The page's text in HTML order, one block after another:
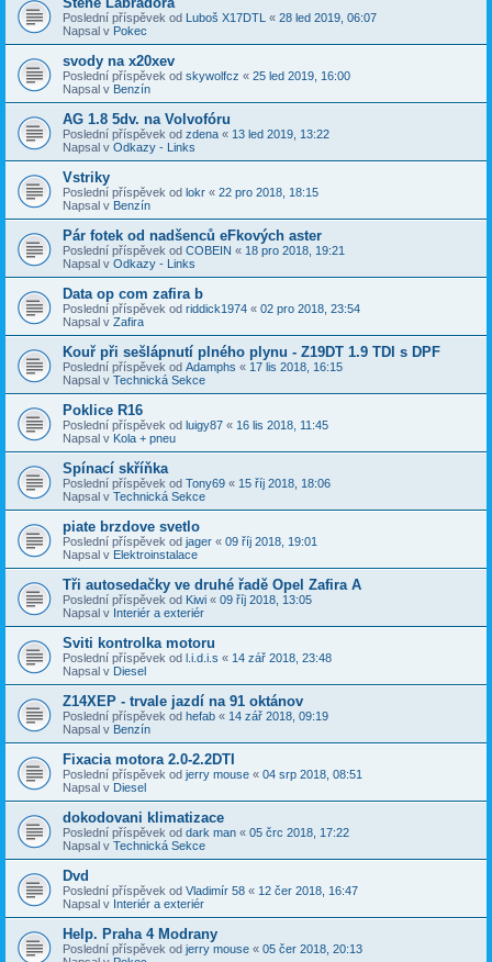
Poslední příspěvek od Luboš X17DTL « 28 led 2019, 06:07
Napsal v Pokec
svody na x20xev
Poslední příspěvek od skywolfcz « 25 led 2019, 16:00
Napsal v Benzín
AG 1.8 5dv. na Volvofóru
Poslední příspěvek od zdena « 13 led 2019, 13:22
Napsal v Odkazy - Links
Vstriky
Poslední příspěvek od lokr « 22 pro 2018, 18:15
Napsal v Benzín
Pár fotek od nadšenců eFkových aster
Poslední příspěvek od COBEIN « 18 pro 2018, 19:21
Napsal v Odkazy - Links
Data op com zafira b
Poslední příspěvek od riddick1974 « 02 pro 2018, 23:54
Napsal v Zafira
Kouř při sešlápnutí plného plynu - Z19DT 1.9 TDI s DPF
Poslední příspěvek od Adamphs « 17 lis 2018, 16:15
Napsal v Technická Sekce
Poklice R16
Poslední příspěvek od luigy87 « 16 lis 2018, 11:45
Napsal v Kola + pneu
Spínací skříňka
Poslední příspěvek od Tony69 « 15 říj 2018, 18:06
Napsal v Technická Sekce
piate brzdove svetlo
Poslední příspěvek od jager « 09 říj 2018, 19:01
Napsal v Elektroinstalace
Tři autosedačky ve druhé řadě Opel Zafira A
Poslední příspěvek od Kiwi « 09 říj 2018, 13:05
Napsal v Interiér a exteriér
Sviti kontrolka motoru
Poslední příspěvek od l.i.d.i.s « 14 zář 2018, 23:48
Napsal v Diesel
Z14XEP - trvale jazdí na 91 oktánov
Poslední příspěvek od hefab « 14 zář 2018, 09:19
Napsal v Benzín
Fixacia motora 2.0-2.2DTI
Poslední příspěvek od jerry mouse « 04 srp 2018, 08:51
Napsal v Diesel
dokodovani klimatizace
Poslední příspěvek od dark man « 05 črc 2018, 17:22
Napsal v Technická Sekce
Dvd
Poslední příspěvek od Vladimír 58 « 12 čer 2018, 16:47
Napsal v Interiér a exteriér
Help. Praha 4 Modrany
Poslední příspěvek od jerry mouse « 05 čer 2018, 20:13